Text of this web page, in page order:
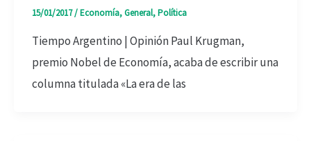
15/01/2017/Economía,General,Política
Tiempo Argentino | Opinión Paul Krugman,
premio Nobel de Economía, acaba de escribir una
columna titulada «La era de las